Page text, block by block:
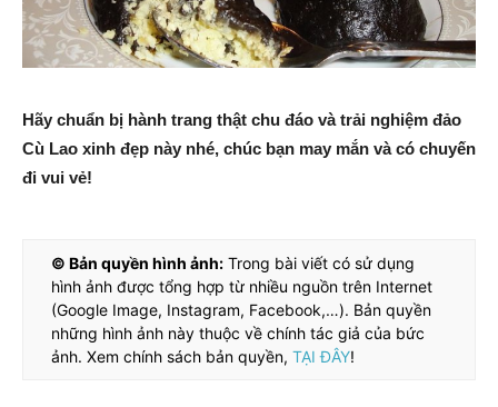
Hãy chuẩn bị hành trang thật chu đáo và trải nghiệm đảo
Cù Lao xinh đẹp này nhé, chúc bạn may mắn và có chuyến
đi vui vẻ!
© Bản quyền hình ảnh: Trong bài viết có sử dụng
hình ảnh được tổng hợp từ nhiều nguồn trên Internet
(Google Image, Instagram, Facebook,…). Bản quyền
những hình ảnh này thuộc về chính tác giả của bức
ảnh. Xem chính sách bản quyền, TẠI ĐÂY!